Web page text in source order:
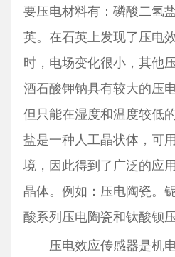
要压电材料有：磷酸二氢
英。在石英上发现了压电
时，电场变化很小，其他
酒石酸钾钠具有较大的压
但只能在湿度和温度较低
盐是一种人工晶状体，可
境，因此得到了广泛的应
晶体。例如：压电陶瓷。
酸系列压电陶瓷和钛酸钡压
压电效应传感器是机